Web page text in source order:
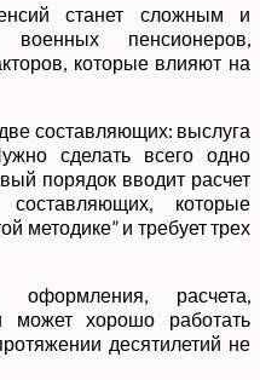
станет сложным и
пенсионеров,
которые влияют на
составляющих: выслуга
сделать всего одно
порядок вводит расчет
которые
методике” и требует трех
расчета,
может хорошо работать
десятилетий не